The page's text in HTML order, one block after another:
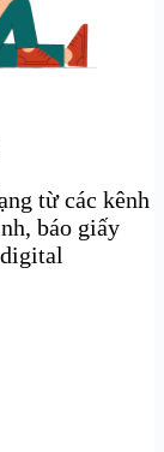
từ các kênh
báo giấy